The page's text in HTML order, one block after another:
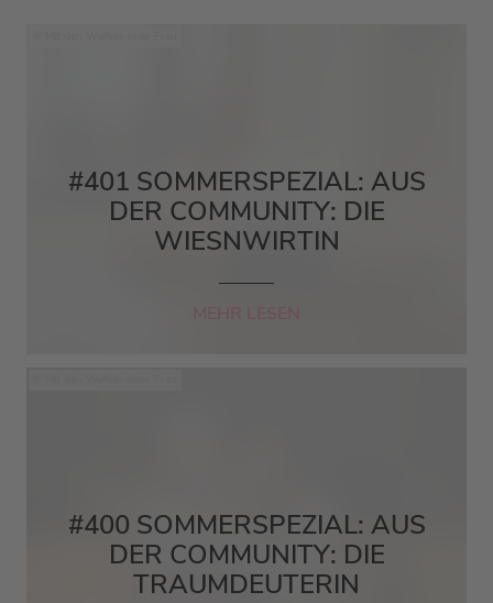
#401 SOMMERSPEZIAL: AUS
DER COMMUNITY: DIE
WIESNWIRTIN
MEHR LESEN
#400 SOMMERSPEZIAL: AUS
DER COMMUNITY: DIE
TRAUMDEUTERIN